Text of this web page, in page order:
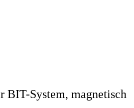
BIT-System, magnetisch